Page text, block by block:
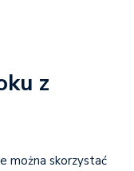
z
można skorzystać